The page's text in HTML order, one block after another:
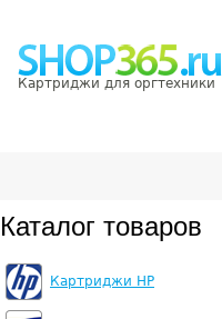
Картриджи для оргтехники
Каталог товаров
Картриджи HP